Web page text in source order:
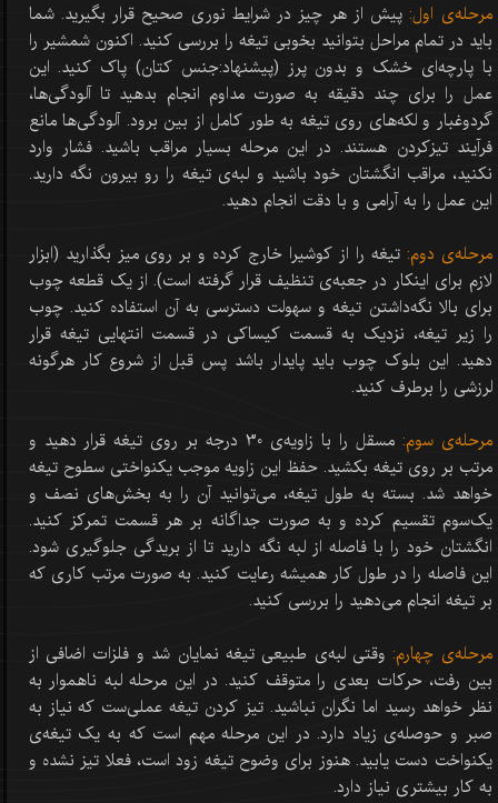
مرحله‌ی اول: پیش از هر چیز در شرایط نوری صحیح قرار بگیرید. شما
باید در تمام مراحل بتوانید بخوبی تیغه را بررسی کنید. اکنون شمشیر را
با پارچه‌ای خشک و بدون پرز (پیشنهاد:جنس کتان) پاک کنید. این
عمل را برای چند دقیقه به صورت مداوم انجام بدهید تا آلودگی‌ها،
گردوغبار و لکه‌های روی تیغه به طور کامل از بین برود. آلودگی‌ها مانع
فرآیند تیزکردن هستند. در این مرحله بسیار مراقب باشید. فشار وارد
نکنید، مراقب انگشتان خود باشید و لبه‌ی تیغه را رو بیرون نگه دارید.
این عمل را به آرامی و با دقت انجام دهید.
مرحله‌ی دوم: تیغه را از کوشیرا خارج کرده و بر روی میز بگذارید (ابزار
لازم برای اینکار در جعبه‌ی تنظیف قرار گرفته است). از یک قطعه چوب
برای بالا نگه‌داشتن تیغه و سهولت دسترسی به آن استفاده کنید. چوب
را زیر تیغه، نزدیک به قسمت کیساکی در قسمت انتهایی تیغه قرار
دهید. این بلوک چوب باید پایدار باشد پس قبل از شروع کار هرگونه
لرزشی را برطرف کنید.
مرحله‌ی سوم:
مسقل را با زاویه‌ی 30 درجه بر روی تیغه قرار دهید و
مرتب بر روی تیغه بکشید. حفظ این زاویه موجب یکنواختی سطوح تیغه
خواهد شد. بسته به طول تیغه‌، می‌توانید آن را به بخش‌های نصف و
یک‌سوم تقسیم کرده و به صورت جداگانه بر هر قسمت تمرکز کنید.
انگشتان خود را با فاصله از لبه نگه دارید تا از بریدگی جلوگیری شود.
این فاصله را در طول کار همیشه رعایت کنید. به صورت مرتب کاری که
بر تیغه انجام می‌دهید را بررسی کنید.
مرحله‌ی چهارم: وقتی لبه‌ی طبیعی تیغه نمایان شد و فلزات اضافی از
بین رفت، حرکات بعدی را متوقف کنید. در این مرحله لبه ناهموار به
نظر خواهد رسید اما نگران نباشید. تیز کردن تیغه عملی‌ست که نیاز به
صبر و حوصله‌ی زیاد دارد. در این مرحله مهم است که به یک تیغه‌ی
یکنواخت دست یابید. هنوز برای وضوح تیغه زود است، فعلا تیز نشده و
به کار بیشتری نیاز دارد.